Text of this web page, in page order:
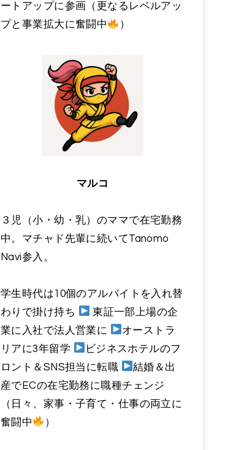
ートアップに参画（更なるレベルアッ
プと事業拡大に奮闘中
）
マルコ
３児（小・幼・乳）のママで在宅勤務
中。マチャド先輩に続いてTanomo
Navi参入。
学生時代は10個のアルバイトを入れ替
わりで掛け持ち
東証一部上場の企
業に入社で法人営業に
オーストラ
リアに3年留学
ビジネスホテルのフ
ロント＆SNS担当に転職
結婚＆出
産でECの在宅勤務に職種チェンジ
（日々、家事・子育て・仕事の両立に
奮闘中
）